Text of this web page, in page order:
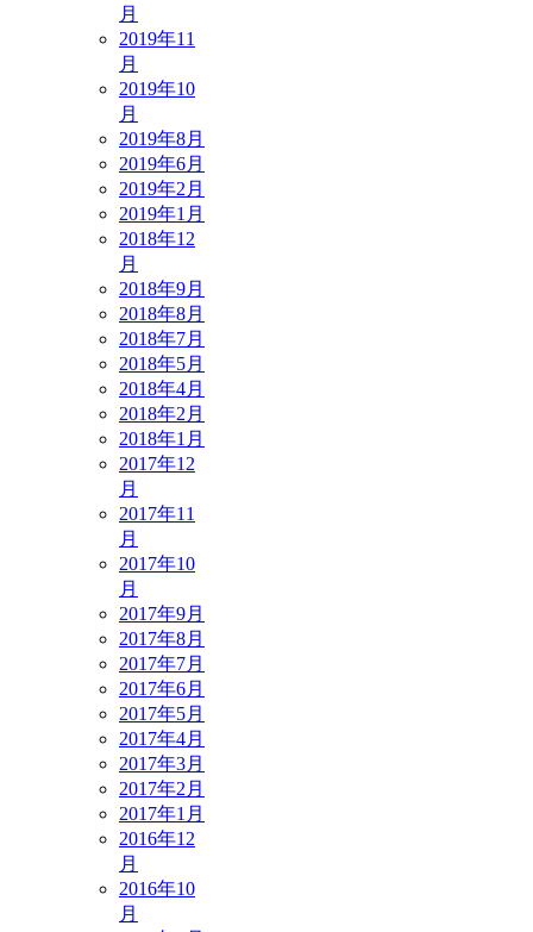
月
2019年11
月
2019年10
月
2019年8月
2019年6月
2019年2月
2019年1月
2018年12
月
2018年9月
2018年8月
2018年7月
2018年5月
2018年4月
2018年2月
2018年1月
2017年12
月
2017年11
月
2017年10
月
2017年9月
2017年8月
2017年7月
2017年6月
2017年5月
2017年4月
2017年3月
2017年2月
2017年1月
2016年12
月
2016年10
月